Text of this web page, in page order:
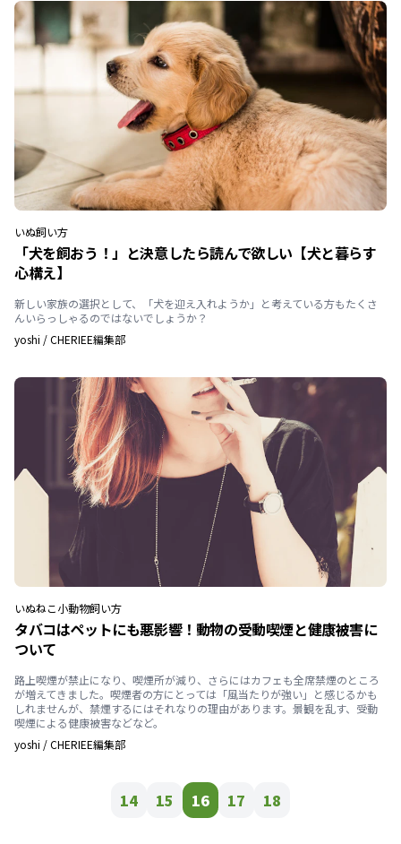
いぬ飼い方
「犬を飼おう！」と決意したら読んで欲しい【犬と暮らす
心構え】
新しい家族の選択として、「犬を迎え入れようか」と考えている方もたくさ
んいらっしゃるのではないでしょうか？
yoshi /CHERIEE編集部
いぬねこ小動物飼い方
タバコはペットにも悪影響！動物の受動喫煙と健康被害に
ついて
路上喫煙が禁止になり、喫煙所が減り、さらにはカフェも全席禁煙のところ
が増えてきました。喫煙者の方にとっては「風当たりが強い」と感じるかも
しれませんが、禁煙するにはそれなりの理由があります。景観を乱す、受動
喫煙による健康被害などなど。
yoshi /CHERIEE編集部
14 15 16 17 18